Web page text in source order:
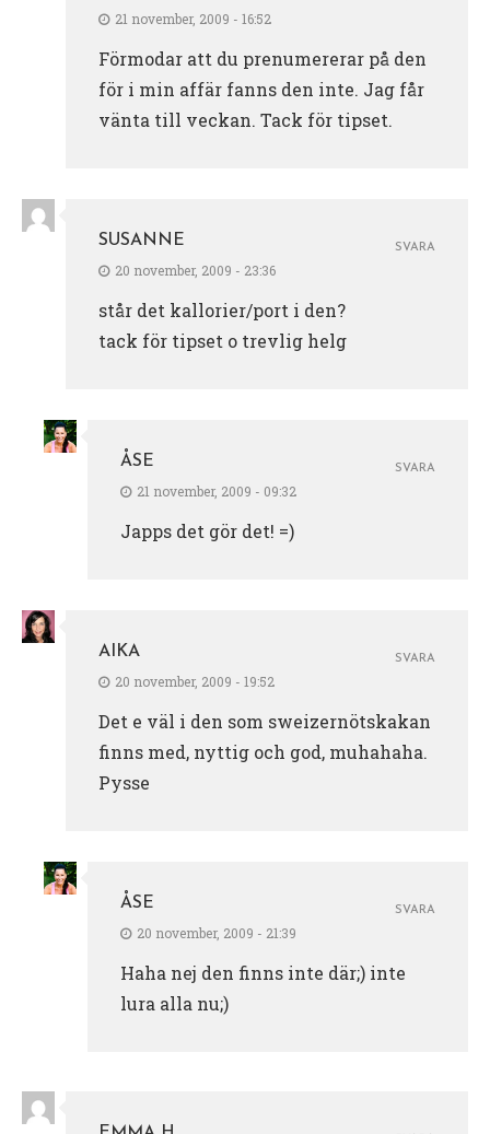
21 november, 2009 - 16:52
Förmodar att du prenumererar på den
för i min affär fanns den inte. Jag får
vänta till veckan. Tack för tipset.
SUSANNE
20 november, 2009 - 23:36
står det kallorier/port i den?
tack för tipset o trevlig helg
SVARA
ÅSE
21 november, 2009 - 09:32
Japps det gör det! =)
SVARA
AIKA
20 november, 2009 - 19:52
Det e väl i den som sweizernötskakan
finns med, nyttig och god, muhahaha.
Pysse
SVARA
ÅSE
20 november, 2009 - 21:39
Haha nej den finns inte där;) inte
lura alla nu;)
SVARA